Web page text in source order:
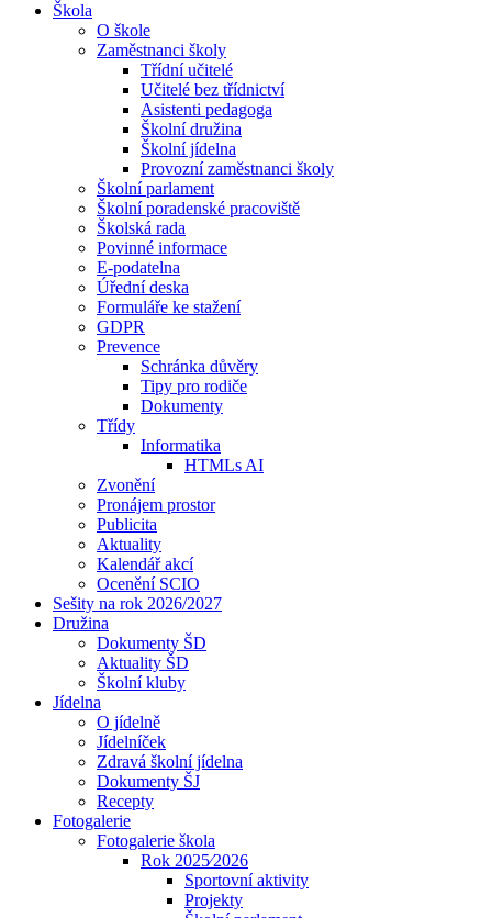
Škola
O škole
Zaměstnanci školy
Třídní učitelé
Učitelé bez třídnictví
Asistenti pedagoga
Školní družina
Školní jídelna
Provozní zaměstnanci školy
Školní parlament
Školní poradenské pracoviště
Školská rada
Povinné informace
E-podatelna
Úřední deska
Formuláře ke stažení
GDPR
Prevence
Schránka důvěry
Tipy pro rodiče
Dokumenty
Třídy
Informatika
HTMLs AI
Zvonění
Pronájem prostor
Publicita
Aktuality
Kalendář akcí
Ocenění SCIO
Sešity na rok 2026/2027
Družina
Dokumenty ŠD
Aktuality ŠD
Školní kluby
Jídelna
O jídelně
Jídelníček
Zdravá školní jídelna
Dokumenty ŠJ
Recepty
Fotogalerie
Fotogalerie škola
Rok 2025⁄2026
Sportovní aktivity
Projekty